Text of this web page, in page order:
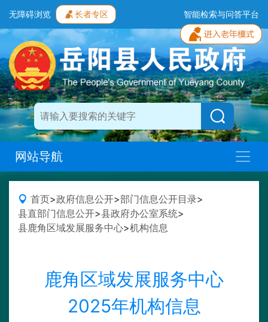
无障碍浏览 长者专区 智能检索与问答平台
网站导航
首页>政府信息公开>部门信息公开目录>
县直部门信息公开>县政府办公室系统>
县鹿角区域发展服务中心>机构信息
鹿角区域发展服务中心
2025年机构信息